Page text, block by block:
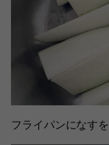
フライパンになす